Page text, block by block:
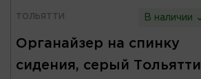
ТОЛЬЯТТИ В наличии
Органайзер на спинку
сидения, серый Тольятти